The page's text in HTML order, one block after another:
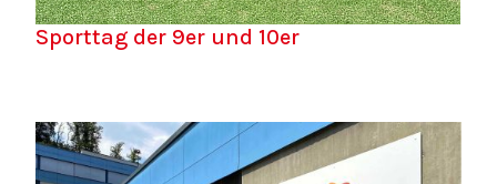
Sporttag der 9er und 10er